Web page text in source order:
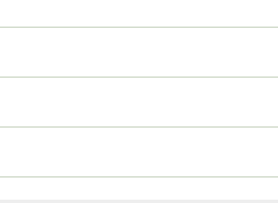
理
息
永續治理
創新與服務
責任化學品管理
環境